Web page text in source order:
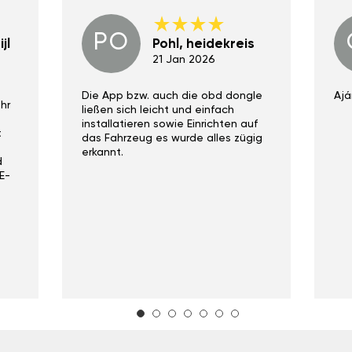
PO Pohl, heidekreis
21 Jan 2026
Die App bzw. auch die obd dongle
ließen sich leicht und einfach
installatieren sowie Einrichten auf
das Fahrzeug es wurde alles zügig
erkannt.